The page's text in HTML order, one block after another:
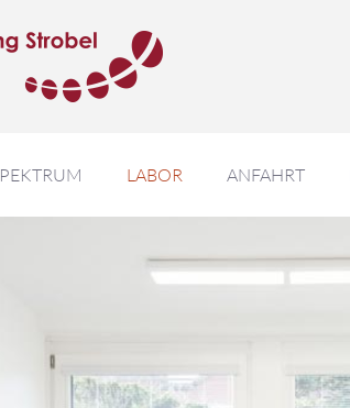
LABOR ANFAHRT